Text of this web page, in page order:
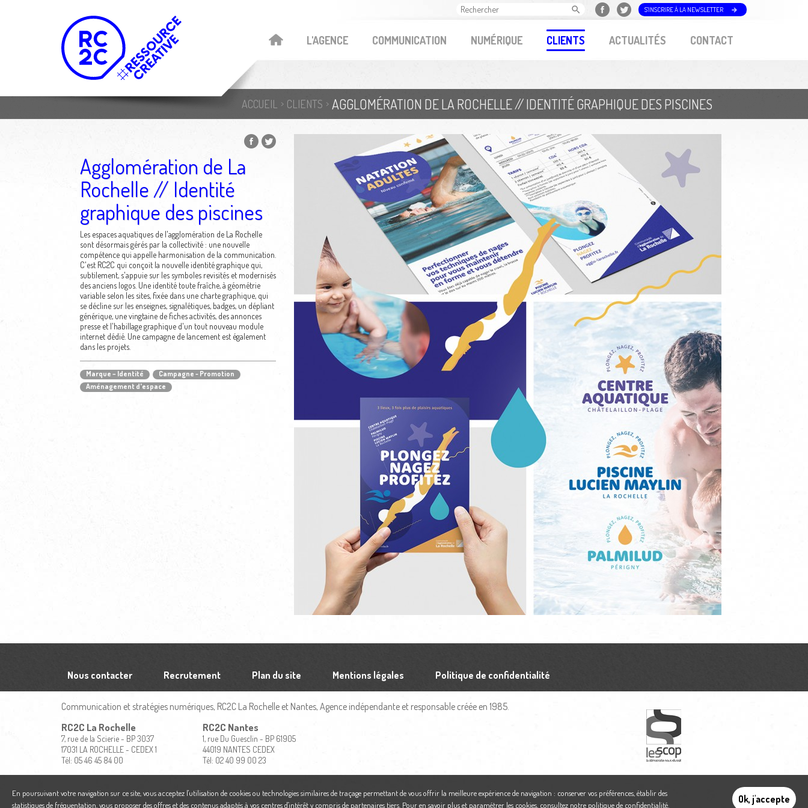
L'AGENCE COMMUNICATION NUMÉRIQUE CLIENTS ACTUALITÉS CONTACT
S'INSCRIRE À LA NEWSLETTER
ACCUEIL CLIENTS AGGLOMÉRATION DE LA ROCHELLE // IDENTITÉ GRAPHIQUE DES PISCINES
Agglomération de La
Rochelle // Identité
graphique des piscines
Les espaces aquatiques de l'agglomération de La Rochelle
sont désormais gérés par la collectivité : une nouvelle
compétence qui appelle harmonisation de la communication.
C'est RC2C qui conçoit la nouvelle identité graphique qui,
subtilement, s'appuie sur les symboles revisités et modernisés
des anciens logos. Une identité toute fraîche, à géométrie
variable selon les sites, fixée dans une charte graphique, qui
se décline sur les enseignes, signalétiques, badges, un dépliant
générique, une vingtaine de fiches activités, des annonces
presse et l'habillage graphique d'un tout nouveau module
internet dédié. Une campagne de lancement est également
dans les projets.
Marque – Identité
Campagne - Promotion
Aménagement d'espace
Nous contacter Recrutement Plan du site Mentions légales Politique de confidentialité
Communication et stratégies numériques, RC2C La Rochelle et Nantes, Agence indépendante et responsable créée en 1985.
RC2C La Rochelle
7, rue de la Scierie - BP 3037
17031 LA ROCHELLE - CEDEX 1
Tél: 05 46 45 84 00
RC2C Nantes
1, rue Du Guesclin - BP 61905
44019 NANTES CEDEX
Tél: 02 40 99 00 23
En poursuivant votre navigation sur ce site, vous acceptez l'utilisation de cookies ou technologies similaires de traçage permettant de vous offrir la meilleure expérience de navigation : conserver vos préférences, établir des
statistiques de fréquentation, vous proposer des offres et des contenus adaptés à vos centres d'intérêt y compris de partenaires tiers. Pour en savoir plus et paramétrer les cookies, consultez notre politique de confidentialité Ok, j'accepte